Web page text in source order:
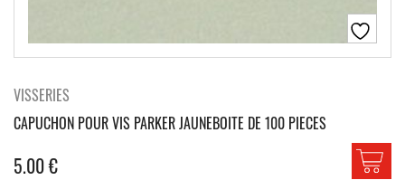
VISSERIES
CAPUCHON POUR VIS PARKER JAUNEBOITE DE 100 PIECES
5.00€